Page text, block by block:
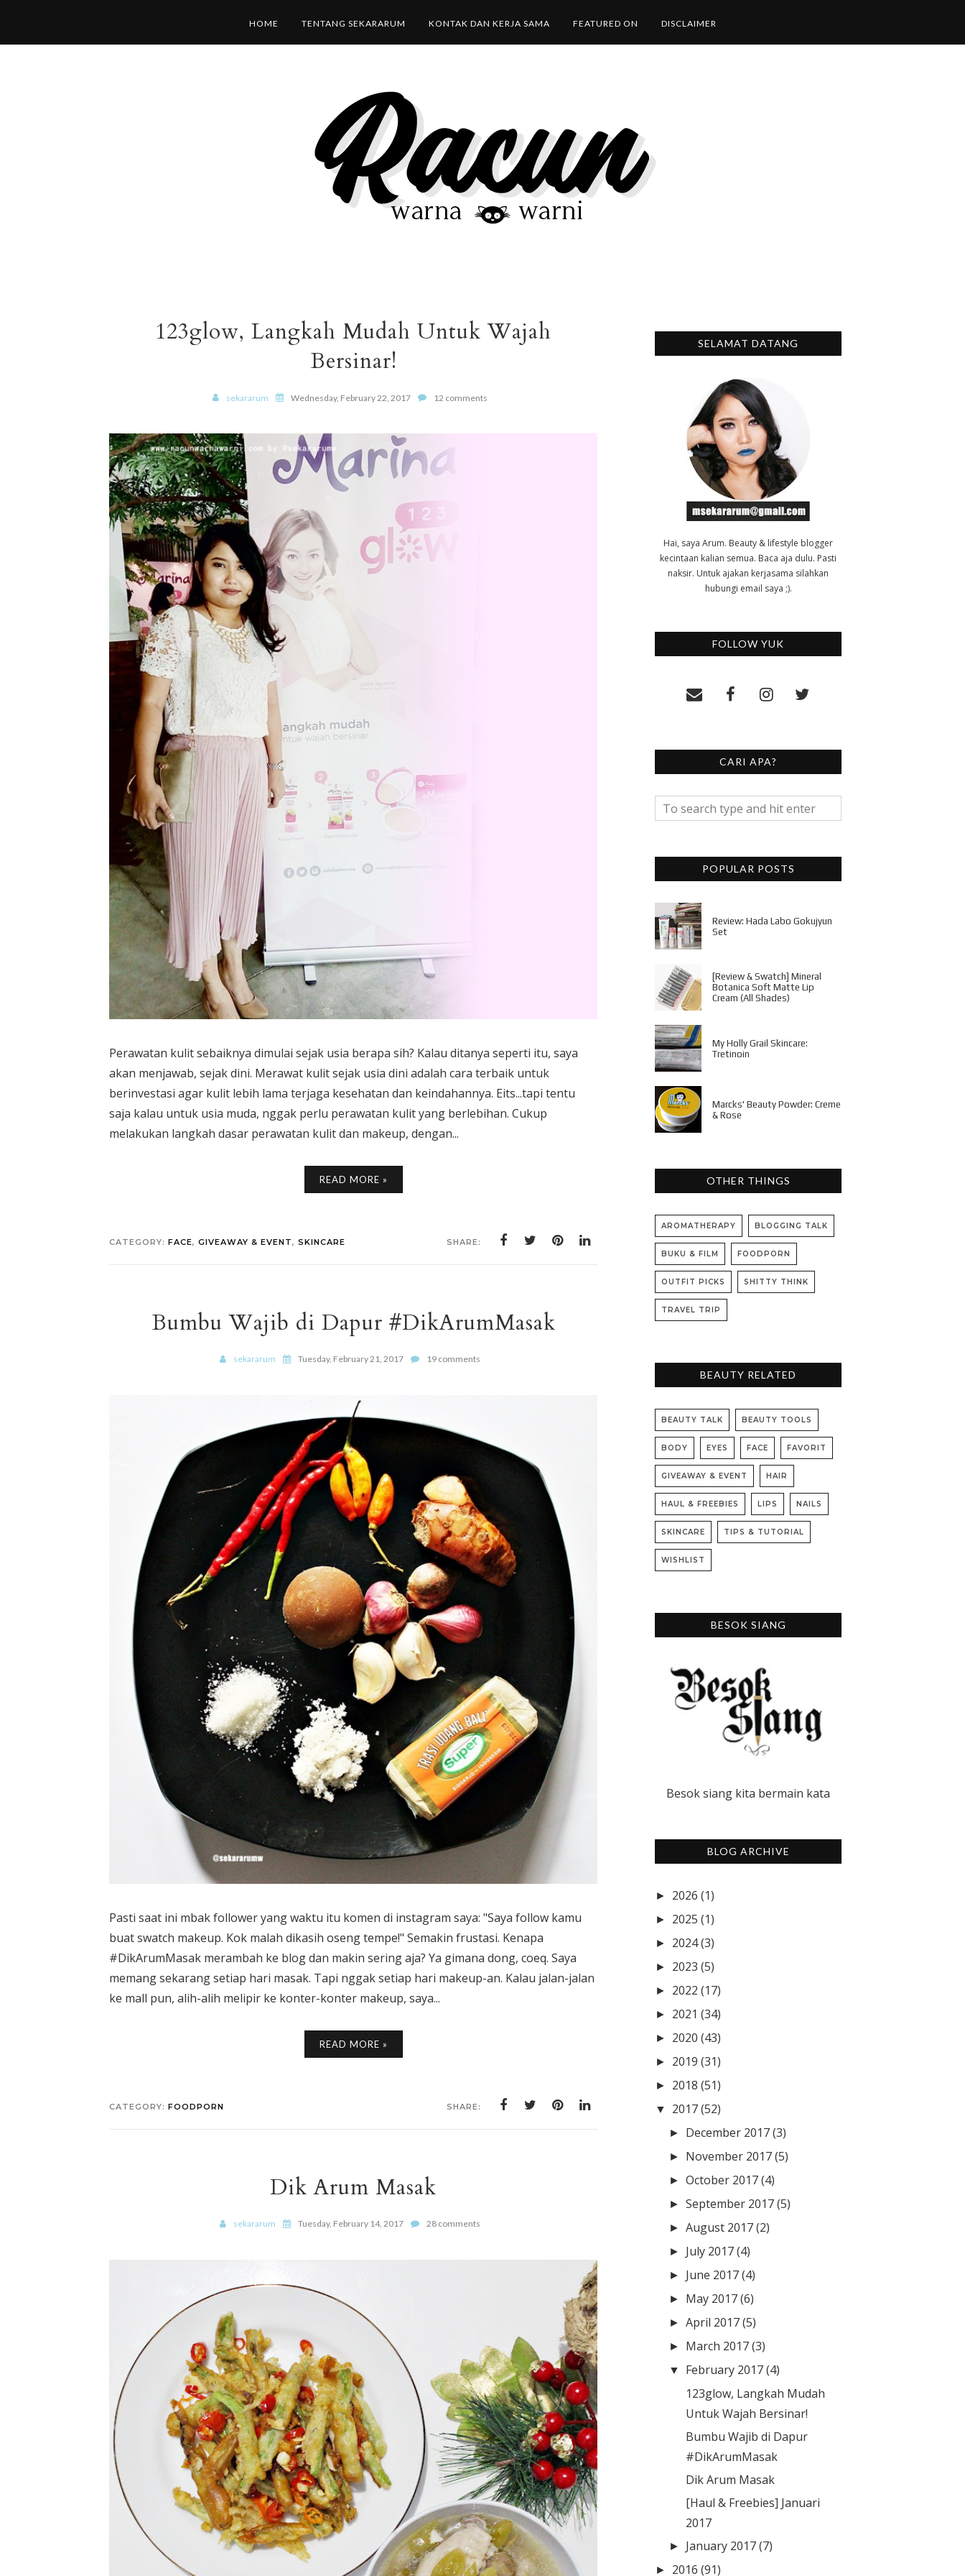
HOME TENTANG SEKARARUM KONTAK DAN KERJA SAMA FEATURED ON DISCLAIMER
123glow, Langkah Mudah Untuk Wajah
Bersinar!
sekararum Wednesday, February 22, 2017 12 comments
Perawatan kulit sebaiknya dimulai sejak usia berapa sih? Kalau ditanya seperti itu, saya
akan menjawab, sejak dini. Merawat kulit sejak usia dini adalah cara terbaik untuk
berinvestasi agar kulit lebih lama terjaga kesehatan dan keindahannya. Eits...tapi tentu
saja kalau untuk usia muda, nggak perlu perawatan kulit yang berlebihan. Cukup
melakukan langkah dasar perawatan kulit dan makeup, dengan...
READ MORE »
CATEGORY: FACE, GIVEAWAY & EVENT, SKINCARE SHARE:
Bumbu Wajib di Dapur #DikArumMasak
sekararum Tuesday, February 21, 2017 19 comments
Pasti saat ini mbak follower yang waktu itu komen di instagram saya: "Saya follow kamu
buat swatch makeup. Kok malah dikasih oseng tempe!" Semakin frustasi. Kenapa
#DikArumMasak merambah ke blog dan makin sering aja? Ya gimana dong, coeq. Saya
memang sekarang setiap hari masak. Tapi nggak setiap hari makeup-an. Kalau jalan-jalan
ke mall pun, alih-alih melipir ke konter-konter makeup, saya...
READ MORE »
CATEGORY: FOODPORN SHARE:
Dik Arum Masak
sekararum Tuesday, February 14, 2017 28 comments
SELAMAT DATANG
Hai, saya Arum. Beauty & lifestyle blogger
kecintaan kalian semua. Baca aja dulu. Pasti
naksir. Untuk ajakan kerjasama silahkan
hubungi email saya ;).
FOLLOW YUK
CARI APA?
POPULAR POSTS
Review: Hada Labo Gokujyun
Set
[Review & Swatch] Mineral
Botanica Soft Matte Lip
Cream (All Shades)
My Holly Grail Skincare:
Tretinoin
Marcks' Beauty Powder: Creme
& Rose
OTHER THINGS
AROMATHERAPY BLOGGING TALK
BUKU & FILM FOODPORN
OUTFIT PICKS SHITTY THINK
TRAVEL TRIP
BEAUTY RELATED
BEAUTY TALK BEAUTY TOOLS
BODY EYES FACE FAVORIT
GIVEAWAY & EVENT HAIR
HAUL & FREEBIES LIPS NAILS
SKINCARE TIPS & TUTORIAL
WISHLIST
BESOK SIANG
Besok siang kita bermain kata
BLOG ARCHIVE
► 2026 (1)
► 2025 (1)
► 2024(3)
► 2023 (5)
► 2022 (17)
► 2021 (34)
► 2020 (43)
► 2019 (31)
► 2018 (51)
▼ 2017(52)
► December 2017(3)
► November 2017(5)
►October 2017(4)
►September 2017(5)
►August 2017(2)
► July 2017(4)
► June 2017(4)
► May 2017(6)
►April 2017(5)
► March 2017(3)
▼ February 2017(4)
123glow, Langkah Mudah
Untuk Wajah Bersinar!
Bumbu Wajib di Dapur
#DikArumMasak
Dik Arum Masak
[Haul & Freebies] Januari
2017
► January 2017(7)
► 2016 (91)